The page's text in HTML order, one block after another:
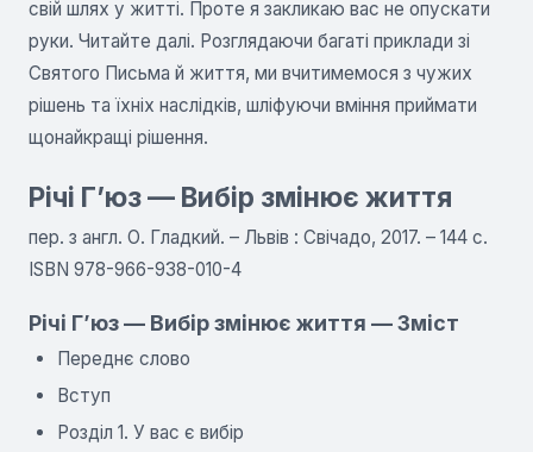
свій шлях у житті. Проте я закликаю вас не опускати
руки. Читайте далі. Розглядаючи багаті приклади зі
Святого Письма й життя, ми вчитимемося з чужих
рішень та їхніх наслідків, шліфуючи вміння приймати
щонайкращі рішення.
Річі Г’юз — Вибір змінює життя
пер. з англ. О. Гладкий. – Львів : Свічадо, 2017. – 144 с.
ISBN 978-966-938-010-4
Річі Г’юз — Вибір змінює життя — Зміст
Переднє слово
Вступ
Розділ 1. У вас є вибір